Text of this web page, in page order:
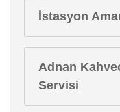
İstasyon
Adnan
Servisi